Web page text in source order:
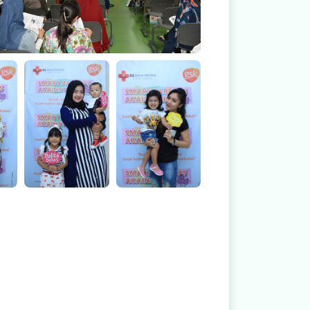
Smart Parent
Against IPD
Smart Parent
Against IPD